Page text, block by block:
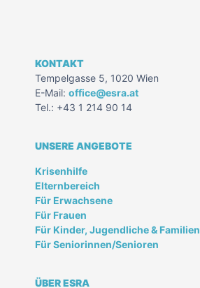
KONTAKT
Tempelgasse 5, 1020 Wien
E-Mail: office@esra.at
Tel.: +43 1 214 90 14
UNSERE ANGEBOTE
Krisenhilfe
Elternbereich
Für Erwachsene
Für Frauen
Für Kinder, Jugendliche & Familien
Für Seniorinnen/Senioren
ÜBER ESRA